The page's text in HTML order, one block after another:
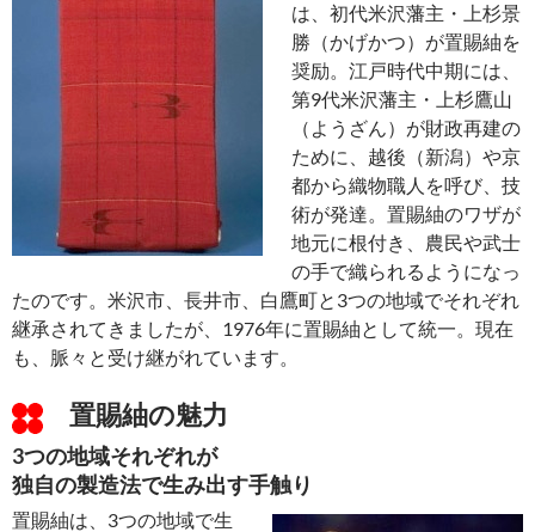
は、初代米沢藩主・上杉景
勝（かげかつ）が置賜紬を
奨励。江戸時代中期には、
第9代米沢藩主・上杉鷹山
（ようざん）が財政再建の
ために、越後（新潟）や京
都から織物職人を呼び、技
術が発達。置賜紬のワザが
地元に根付き、農民や武士
の手で織られるようになっ
たのです。米沢市、長井市、白鷹町と3つの地域でそれぞれ
継承されてきましたが、1976年に置賜紬として統一。現在
も、脈々と受け継がれています。
置賜紬の魅力
3つの地域それぞれが
独自の製造法で生み出す手触り
置賜紬は、3つの地域で生